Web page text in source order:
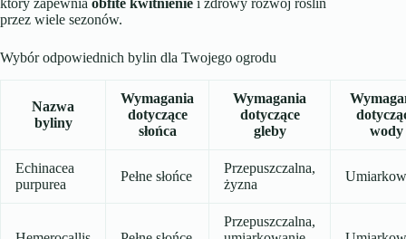
który zapewnia obfite kwitnienie i zdrowy rozwój roślin
przez wiele sezonów.
Wybór odpowiednich bylin dla Twojego ogrodu
Nazwa
byliny
Wymagania
dotyczące
słońca
Wymagania
dotyczące
gleby
wody
Echinacea
purpurea
Pełne słońce
Przepuszczalna,
żyzna
Przepuszczalna,